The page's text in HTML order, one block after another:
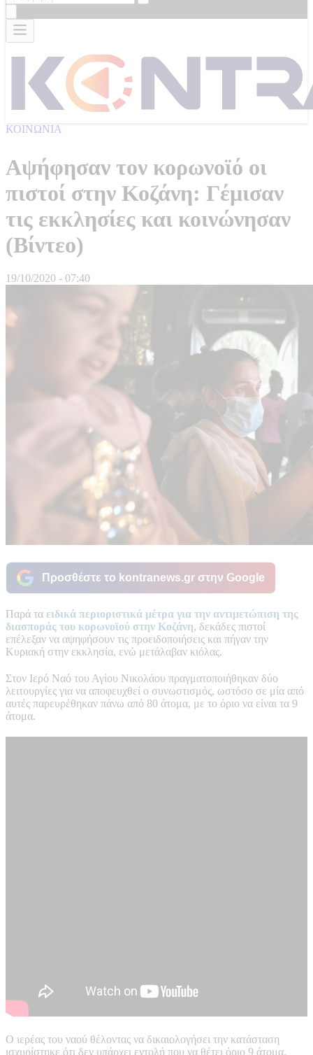
ΚΟΙΝΩΝΙΑ
Αψήφησαν τον κορωνοϊό οι
πιστοί στην Κοζάνη: Γέμισαν
τις εκκλησίες και κοινώνησαν
(Βίντεο)
19/10/2020 - 07:40
Προσθέστε το kontranews.gr στην Google
Παρά τα ειδικά περιοριστικά μέτρα για την αντιμετώπιση της
διασποράς του κορωνοϊού στην Κοζάνη, δεκάδες πιστοί
επέλεξαν να αψηφήσουν τις προειδοποιήσεις και πήγαν την
Κυριακή στην εκκλησία, ενώ μετάλαβαν κιόλας.
Στον Ιερό Ναό του Αγίου Νικολάου πραγματοποιήθηκαν δύο
λειτουργίες για να αποφευχθεί ο συνωστισμός, ωστόσο σε μία από
αυτές παρευρέθηκαν πάνω από 80 άτομα, με το όριο να είναι τα 9
άτομα.
Ο ιερέας του ναού θέλοντας να δικαιολογήσει την κατάσταση
ισχυρίστηκε ότι δεν υπάρχει εντολή που να θέτει όριο 9 άτομα.